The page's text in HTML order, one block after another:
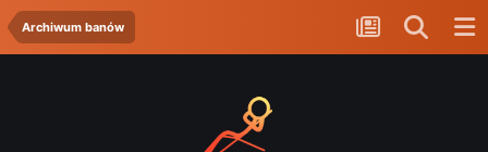
Archiwum banów